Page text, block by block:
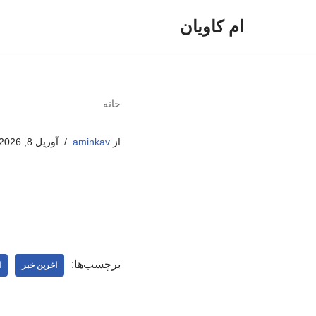
ام کاویان
خانه
ازaminkav آوریل 8, 2026
برچسب‌ها: اخرین خبر